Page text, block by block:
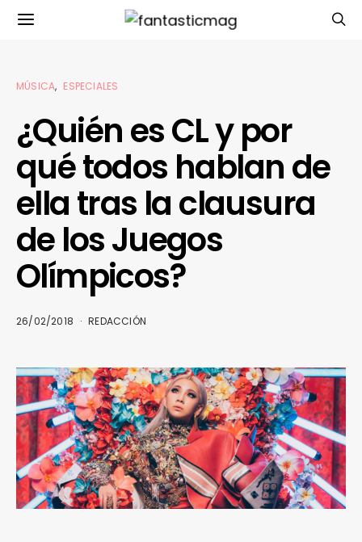
MÚSICA ESPECIALES
¿Quién es CL y por
qué todos hablan de
ella tras la clausura
de los Juegos
Olímpicos?
26/02/2018 REDACCIÓN